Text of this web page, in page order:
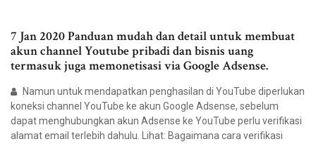
7 Jan 2020 Panduan mudah dan detail untuk membuat
akun channel Youtube pribadi dan bisnis uang
termasuk juga memonetisasi via Google Adsense.
Namun untuk mendapatkan penghasilan di YouTube diperlukan
koneksi channel YouTube ke akun Google Adsense, sebelum
dapat menghubungkan akun Adsense ke YouTube perlu verifikasi
alamat email terlebih dahulu. Lihat: Bagaimana cara verifikasi